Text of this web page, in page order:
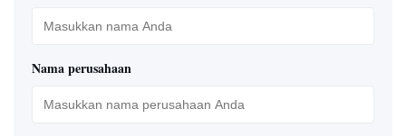
Nama perusahaan